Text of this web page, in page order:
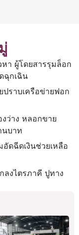
า ผู้โดยสารรุมล็อก
ฉุกเฉิน
ปราบเครือข่ายฟอก
ว่าง หลอกขาย
นบาท
ดฉีดเงินช่วยเหลือ
ลงไตรภาคี ปูทาง